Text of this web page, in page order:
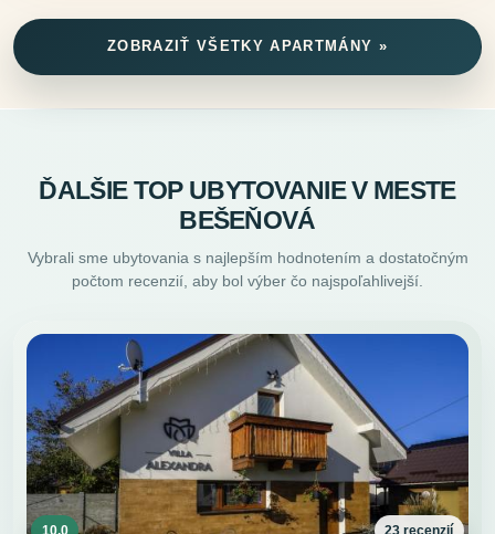
ZOBRAZIŤ VŠETKY APARTMÁNY »
ĎALŠIE TOP UBYTOVANIE V MESTE
BEŠEŇOVÁ
Vybrali sme ubytovania s najlepším hodnotením a dostatočným
počtom recenzií, aby bol výber čo najspoľahlivejší.